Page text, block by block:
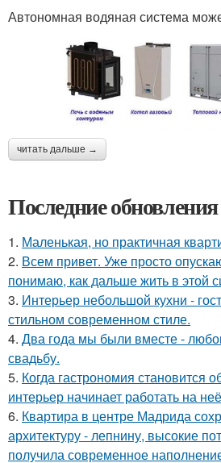
Автономная водяная система
читать дальше →
Последние
1. Маленькая, но практичная
2. Всем привет. Уже просто
понимаю, как дальше жить в этой
3. Интерьер небольшой кухни -
стильном современном стиле.
4. Два года мы были вместе -
свадьбу.
5. Когда гастрономия становится
интерьер начинает работать на
6. Квартира в центре Мадрида
архитектуру - лепнину, высокие
получила современное